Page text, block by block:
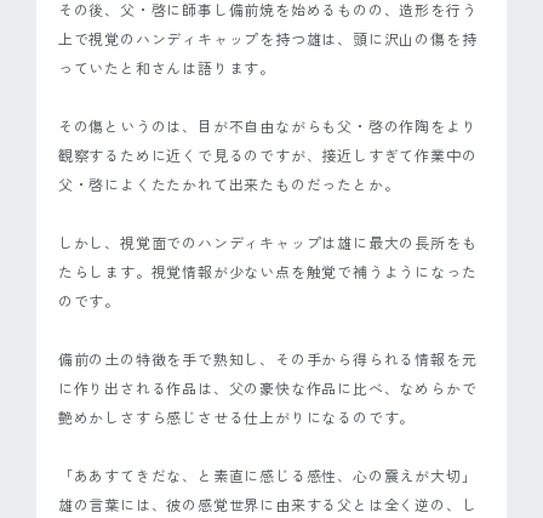
その後、父・啓に師事し備前焼を始めるものの、造形を行う
上で視覚のハンディキャップを持つ雄は、頭に沢山の傷を持
っていたと和さんは語ります。
その傷というのは、目が不自由ながらも父・啓の作陶をより
観察するために近くで見るのですが、接近しすぎて作業中の
父・啓によくたたかれて出来たものだったとか。
しかし、視覚面でのハンディキャップは雄に最大の長所をも
たらします。視覚情報が少ない点を触覚で補うようになった
のです。
備前の土の特徴を手で熟知し、その手から得られる情報を元
に作り出される作品は、父の豪快な作品に比べ、なめらかで
艶めかしさすら感じさせる仕上がりになるのです。
「ああすてきだな、と素直に感じる感性、心の震えが大切」
雄の言葉には、彼の感覚世界に由来する父とは全く逆の、し